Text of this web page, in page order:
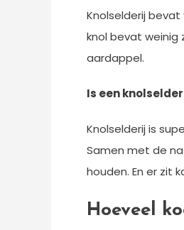
Knolselderij
knol bevat weinig
aardappel.
Is een
Knolselderij is
Samen met de
houden. En er zit
Hoeveel